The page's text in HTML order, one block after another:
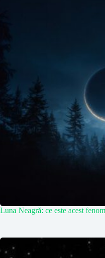
Luna Neagră: ce este acest